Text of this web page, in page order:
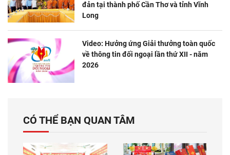
đản tại thành phố Cần Thơ và tỉnh Vĩnh
Long
Video: Hưởng ứng Giải thưởng toàn quốc
về thông tin đối ngoại lần thứ XII - năm
2026
CÓ THỂ BẠN QUAN TÂM